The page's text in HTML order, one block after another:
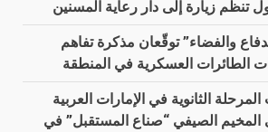
تنظم زيارة إلى دار رعاية المسنين
والفضاء” توقّعان مذكرة تفاهم
الطائرات العسكرية في المنطقة
المرحلة الثانوية في الإمارات العربية
المخيم الصيفي “صناع المستقبل” في